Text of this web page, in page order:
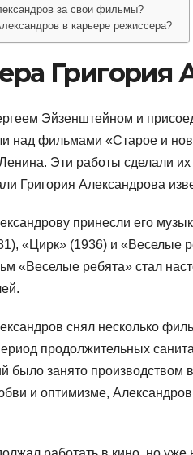
за свои фильмы?
в карьере режиссера?
Григория
Эйзенштейном и
фильмами «Старое и
Эти работы сделали
Григория Александрова
принесли его
«Цирк» (1936) и «Веселые
«Веселые ребята» стал
снял несколько
продолжительных
было занято
и оптимизме,